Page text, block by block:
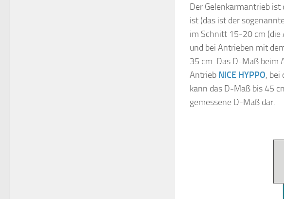
Der Gelenkarmantrieb
ist (das ist der
im Schnitt 15-20 cm (die
und bei Antrieben mit
35 cm. Das D-Maß beim
Antrieb NICE HYPPO, bei
kann das D-Maß bis 45
gemessene D-Maß dar.